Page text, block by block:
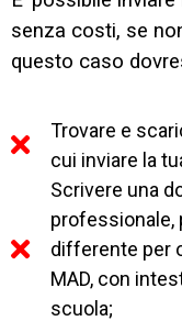
senza costi, se
questo caso
Trovare e
cui inviare la
Scrivere una
professionale,
differente per
MAD, con
scuola;